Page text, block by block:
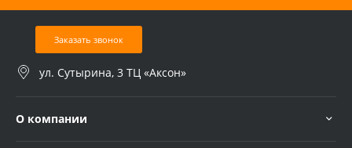
Заказать звонок
ул. Сутырина, 3 ТЦ «Аксон»
О компании